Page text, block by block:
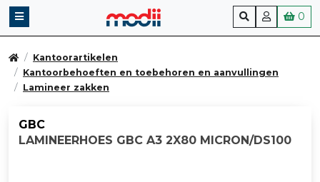
0
Kantoorartikelen
Kantoorbehoeften en toebehoren en aanvullingen
Lamineer zakken
GBC
LAMINEERHOES GBC A3 2X80 MICRON/DS100